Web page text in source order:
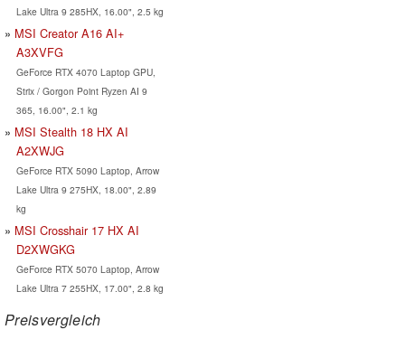
Lake Ultra 9 285HX, 16.00", 2.5 kg
MSI Creator A16 AI+
A3XVFG
GeForce RTX 4070 Laptop GPU,
Strix / Gorgon Point Ryzen AI 9
365, 16.00", 2.1 kg
MSI Stealth 18 HX AI
A2XWJG
GeForce RTX 5090 Laptop, Arrow
Lake Ultra 9 275HX, 18.00", 2.89
kg
MSI Crosshair 17 HX AI
D2XWGKG
GeForce RTX 5070 Laptop, Arrow
Lake Ultra 7 255HX, 17.00", 2.8 kg
Preisvergleich